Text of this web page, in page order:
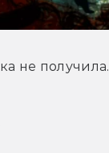
не получила.